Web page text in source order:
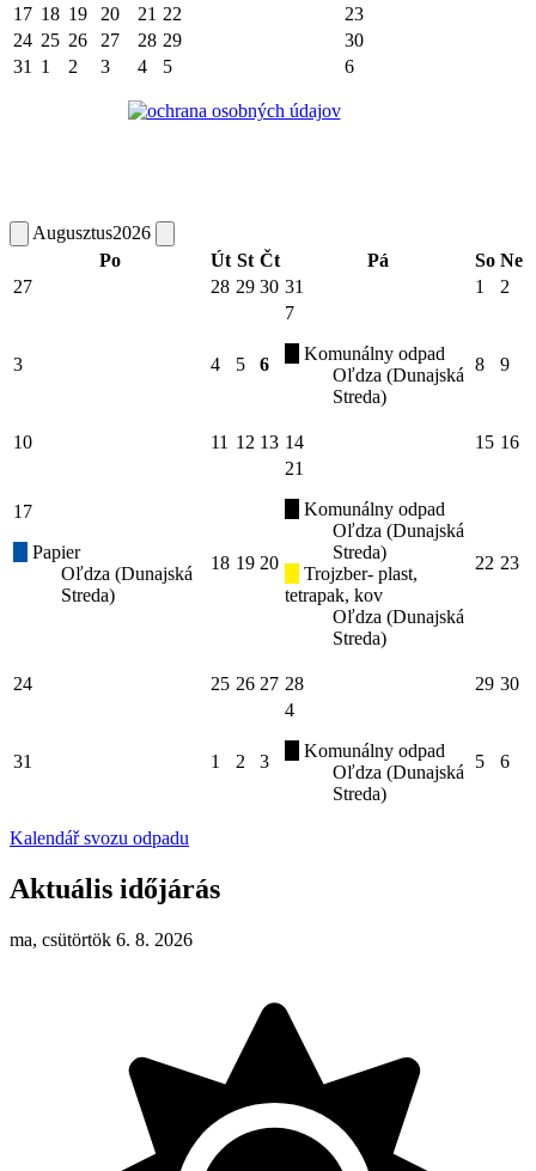
17 18 19 20 21 22
23
24 25 26 27 28 29
30
31 1 2 3 4 5 6
Augusztus2026
Po
Út St Čt Pá So Ne
27
28 29 30 31 1 2
3 4 5 6
7
Komunálny odpad
Oľdza (Dunajská
Streda)
8 9
10 11 12 13 14 15 16
17
Papier
Oľdza (Dunajská
Streda)
18 19 20
21
Komunálny odpad
Oľdza (Dunajská
Streda)
Trojzber- plast,
tetrapak, kov
Oľdza (Dunajská
Streda)
22 23
24 25 26 27 28 29 30
31 1 2 3
4
Komunálny odpad
Oľdza (Dunajská
Streda)
5 6
Kalendář svozu odpadu
Aktuális időjárás
ma, csütörtök 6. 8. 2026